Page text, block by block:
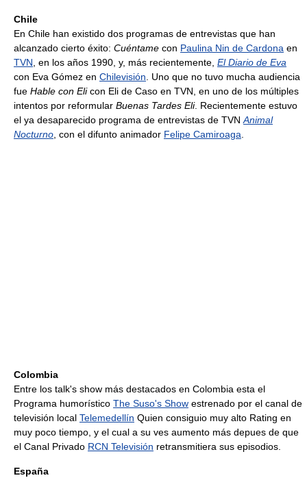
Chile
En Chile han existido dos programas de entrevistas que han
alcanzado cierto éxito: Cuéntame con Paulina Nin de Cardona en
TVN, en los años 1990, y, más recientemente, El Diario de Eva
con Eva Gómez en Chilevisión. Uno que no tuvo mucha audiencia
fue Hable con Elicon Eli de Caso en TVN, en uno de los múltiples
intentos por reformular Buenas Tardes Eli. Recientemente estuvo
el ya desaparecido programa de entrevistas de TVNAnimal
Nocturno, con el difunto animador Felipe Camiroaga.
Colombia
Entre los talk's show más destacados en Colombia esta el
Programa humorístico The Suso's Show estrenado por el canal de
televisión local Telemedellín Quien consiguio muy alto Rating en
muy poco tiempo, y el cual a su ves aumento más depues de que
el Canal Privado RCN Televisión retransmitiera sus episodios.
España